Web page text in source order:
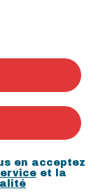
en acceptez
et la